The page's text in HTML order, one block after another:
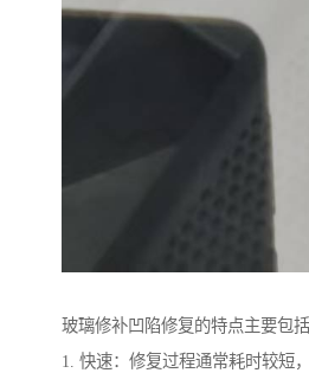
玻璃修补凹陷修复的特点主要包括
1. 快速：修复过程通常耗时较短